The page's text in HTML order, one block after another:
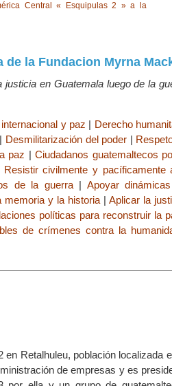
Central « Esquipulas 2 » a la
de la Fundacion Myrna
en Guatemala luego de la
y paz | Derecho
Desmilitarización del poder |
paz |Ciudadanos guatemaltecos
Resistir civilmente y pacíficamente
de la guerra| Apoyar
memoria y la historia | Aplicar la
políticas para reconstruir la
de crímenes contra la
Retalhuleu, población localizada
de empresas y es